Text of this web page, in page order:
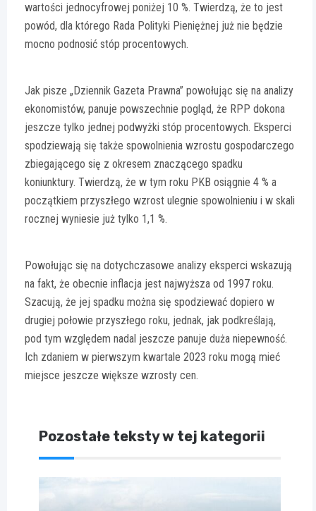
wartości jednocyfrowej poniżej 10 %. Twierdzą, że to jest
powód, dla którego Rada Polityki Pieniężnej już nie będzie
mocno podnosić stóp procentowych.
Jak pisze „Dziennik Gazeta Prawna” powołując się na analizy
ekonomistów, panuje powszechnie pogląd, że RPP dokona
jeszcze tylko jednej podwyżki stóp procentowych. Eksperci
spodziewają się także spowolnienia wzrostu gospodarczego
zbiegającego się z okresem znaczącego spadku
koniunktury. Twierdzą, że w tym roku PKB osiągnie 4 % a
początkiem przyszłego wzrost ulegnie spowolnieniu i w skali
rocznej wyniesie już tylko 1,1 %.
Powołując się na dotychczasowe analizy eksperci wskazują
na fakt, że obecnie inflacja jest najwyższa od 1997 roku.
Szacują, że jej spadku można się spodziewać dopiero w
drugiej połowie przyszłego roku, jednak, jak podkreślają,
pod tym względem nadal jeszcze panuje duża niepewność.
Ich zdaniem w pierwszym kwartale 2023 roku mogą mieć
miejsce jeszcze większe wzrosty cen.
Pozostałe teksty w tej kategorii